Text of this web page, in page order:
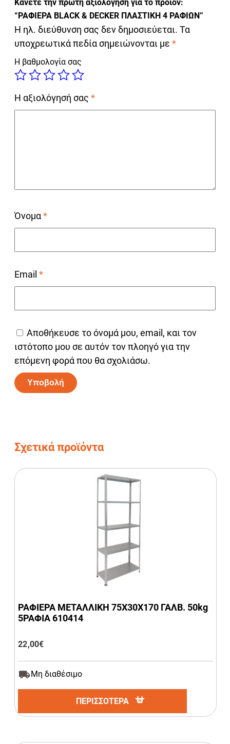
Κάνετε την πρώτη αξιολόγηση για το προϊόν:
“ΡΑΦΙΕΡΑ BLACK & DECKER ΠΛΑΣΤΙΚΗ 4 ΡΑΦΙΩΝ”
Η ηλ. διεύθυνση σας δεν δημοσιεύεται. Τα
υποχρεωτικά πεδία σημειώνονται με *
Η βαθμολογία σας
Η αξιολόγησή σας *
Όνομα*
Email *
Αποθήκευσε το όνομά μου, email, και τον
ιστότοπο μου σε αυτόν τον πλοηγό για την
επόμενη φορά που θα σχολιάσω.
Σχετικά προϊόντα
ΡΑΦΙΕΡΑ ΜΕΤΑΛΛΙΚΗ 75Χ30Χ170 ΓΑΛΒ. 50kg
5ΡΑΦΙΑ 610414
22,00€
Μη διαθέσιμο
ΠΕΡΙΣΣΟΤΕΡΑ